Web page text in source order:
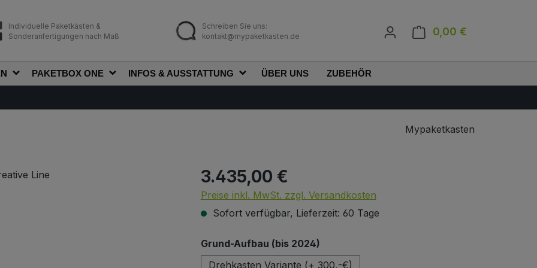
Individuelle Paketkästen &
Sonderanfertigungen nach Maß
Schreiben Sie uns:
kontakt@mypaketkasten.de
0,00 €
PAKETBOX ONE INFOS & AUSSTATTUNG ÜBER UNS ZUBEHÖR
Mypaketkasten
Regulärer Preis:
3.435,00 €
Preise inkl. MwSt. zzgl. Versandkosten
Sofort verfügbar, Lieferzeit: 60 Tage
Grund-Aufbau (bis 2024)auswählen
Drehkasten Variante (+ 300,-€)